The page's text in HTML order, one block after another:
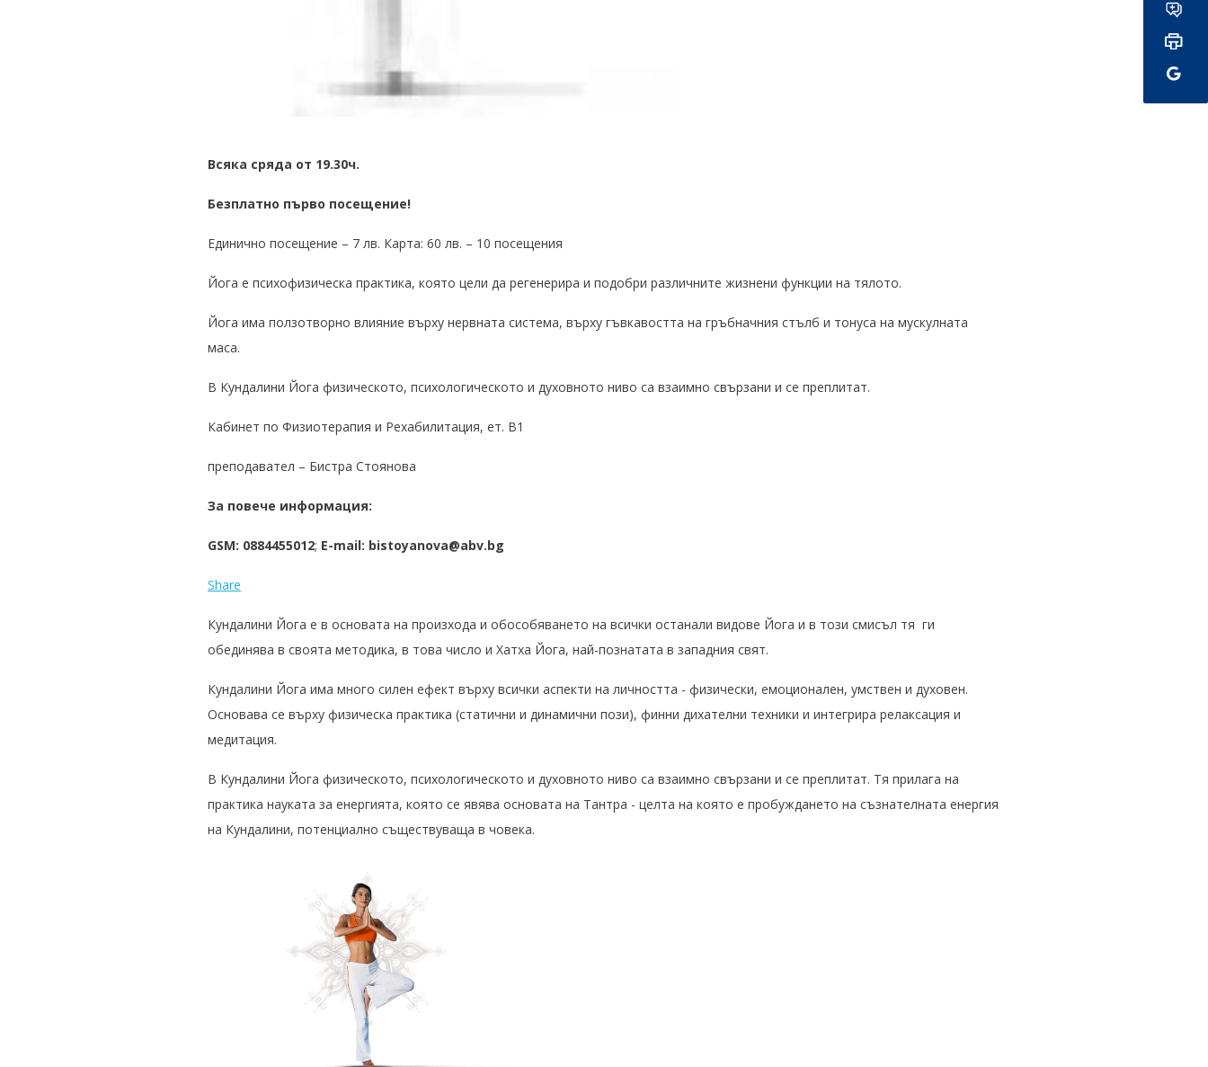
Всяка сряда от 19.30ч.
Безплатно първо посещение!
Единично посещение – 7 лв. Карта: 60 лв. – 10 посещения
Йога е психофизическа практика, която цели да регенерира и подобри различните жизнени функции на тялото.
Йога има ползотворно влияние върху нервната система, върху гъвкавостта на гръбначния стълб и тонуса на мускулната
маса.
В Кундалини Йога физическото, психологическото и духовното ниво са взаимно свързани и се преплитат.
Кабинет по Физиотерапия и Рехабилитация, ет. В1
преподавател – Бистра Стоянова
За повече информация:
GSM: 0884455012; E-mail: bistoyanova@abv.bg
Share
Кундалини Йога е в основата на произхода и обособяването на всички останали видове Йога и в този смисъл тя ги
обединява в своята методика, в това число и Хатха Йога, най-познатата в западния свят.
Кундалини Йога има много силен ефект върху всички аспекти на личността - физически, емоционален, умствен и духовен.
Основава се върху физическа практика (статични и динамични пози), финни дихателни техники и интегрира релаксация и
медитация.
В Кундалини Йога физическото, психологическото и духовното ниво са взаимно свързани и се преплитат. Тя прилага на
практика науката за енергията, която се явява основата на Тантра - целта на която е пробуждането на съзнателната енергия
на Кундалини, потенциално съществуваща в човека.